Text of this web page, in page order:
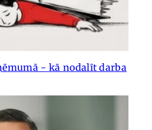
- kā nodalīt darba